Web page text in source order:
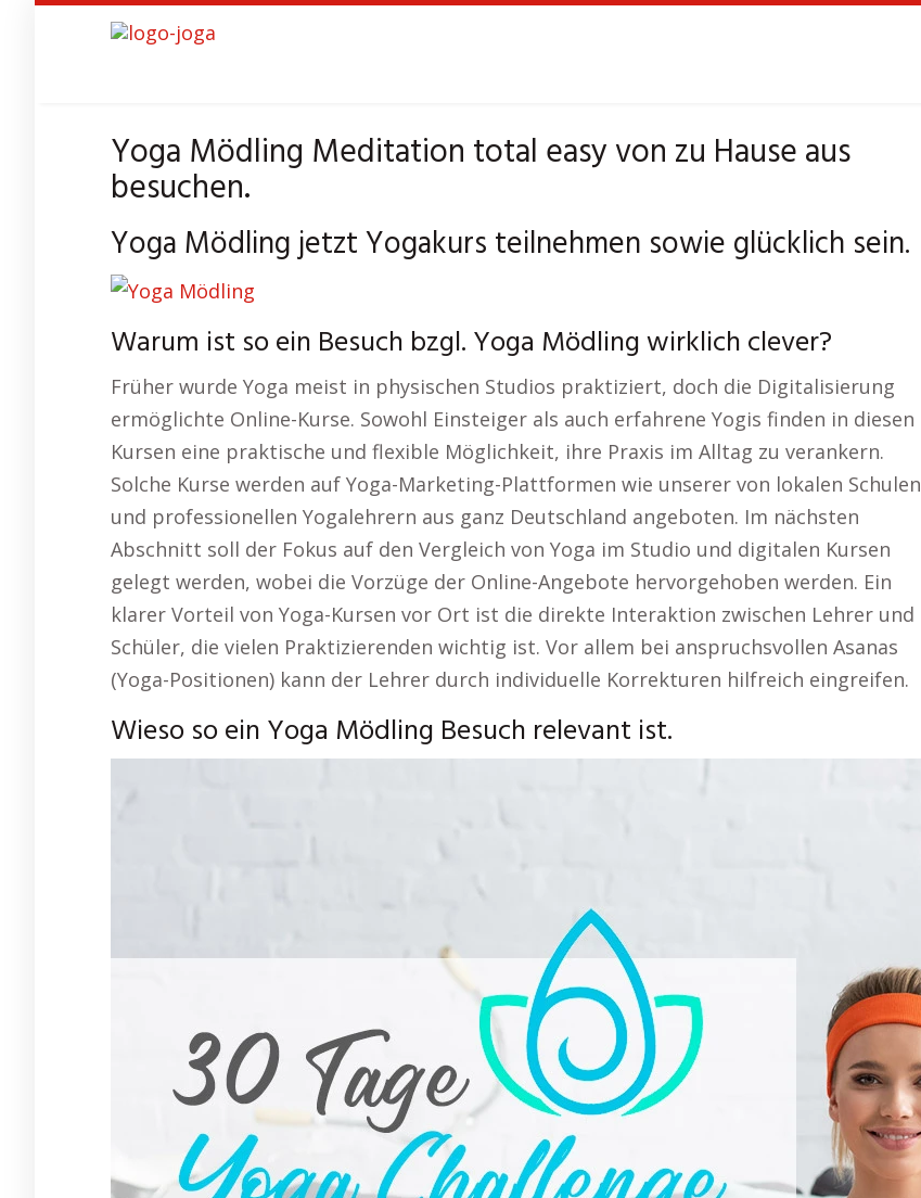
Yoga Mödling Meditation total easy von zu Hause aus
besuchen.
Yoga Mödling jetzt Yogakurs teilnehmen sowie glücklich sein.
Warum ist so ein Besuch bzgl. Yoga Mödling wirklich clever?
Früher wurde Yoga meist in physischen Studios praktiziert, doch die Digitalisierung
ermöglichte Online-Kurse. Sowohl Einsteiger als auch erfahrene Yogis finden in diesen
Kursen eine praktische und flexible Möglichkeit, ihre Praxis im Alltag zu verankern.
Solche Kurse werden auf Yoga-Marketing-Plattformen wie unserer von lokalen Schulen
und professionellen Yogalehrern aus ganz Deutschland angeboten. Im nächsten
Abschnitt soll der Fokus auf den Vergleich von Yoga im Studio und digitalen Kursen
gelegt werden, wobei die Vorzüge der Online-Angebote hervorgehoben werden. Ein
klarer Vorteil von Yoga-Kursen vor Ort ist die direkte Interaktion zwischen Lehrer und
Schüler, die vielen Praktizierenden wichtig ist. Vor allem bei anspruchsvollen Asanas
(Yoga-Positionen) kann der Lehrer durch individuelle Korrekturen hilfreich eingreifen.
Wieso so ein Yoga Mödling Besuch relevant ist.